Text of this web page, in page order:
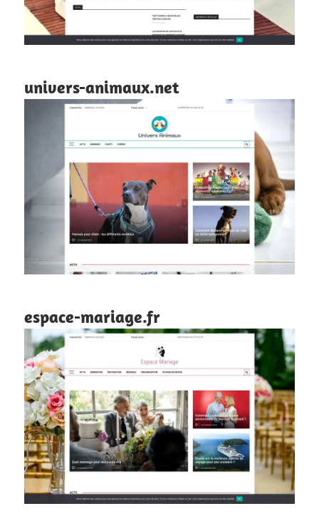
univers-animaux.net
espace-mariage.fr